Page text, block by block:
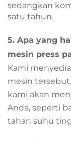
sedangkan
satu tahun.
5. Apa yang
mesin press
Kami
mesin
kami akan
Anda, seperti
tahan suhu